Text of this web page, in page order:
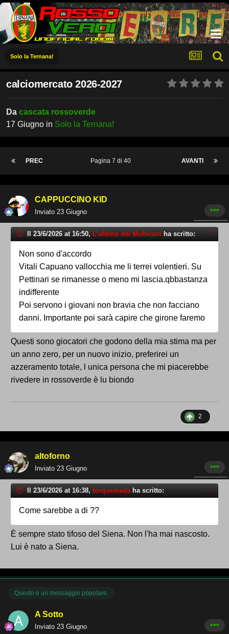
Solo la Ternana!
calciomercato 2026-2027
Da cascata rossoverde
17 Giugno in Solo la Ternana!
PREC AVANTI
Pagina 7 di 40
CAPPUCCINO KID
Inviato 23 Giugno
Il 23/6/2026 at 16:50, L'ultimo dei Mohicani ha scritto:
Non sono d'accordo
Vitali Capuano vallocchia me li terrei volentieri. Su
Pettinari se rimanesse o meno mi lascia.qbbastanza
indifferente
Poi servono i giovani non bravia che non facciano
danni. Importante poi sarà capire che girone faremo
Questi sono giocatori che godono della mia stima ma per
un anno zero, per un nuovo inizio, preferirei un
azzeramento totale, l unica persona che mi piacerebbe
rivedere in rossoverde è lu biondo
2
altoforno
Inviato 23 Giugno
Il 23/6/2026 at 16:38, torquemadaha scritto:
Come sarebbe a di ??
È sempre stato tifoso del Siena. Non l'ha mai nascosto.
Lui è nato a Siena.
Questo è un messaggio popolare.
A Sotto
Inviato 23 Giugno